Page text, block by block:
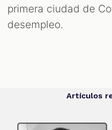
primera ciudad de
desempleo.
Artículos